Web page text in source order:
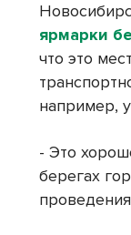
ярмарки
что это
например,
- Это
берегах